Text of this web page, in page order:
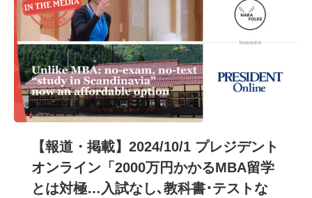
【報道・掲載】2024/10/1 プレジデント
オンライン「2000万円かかるMBA留学
とは対極…入試なし､教科書･テストな